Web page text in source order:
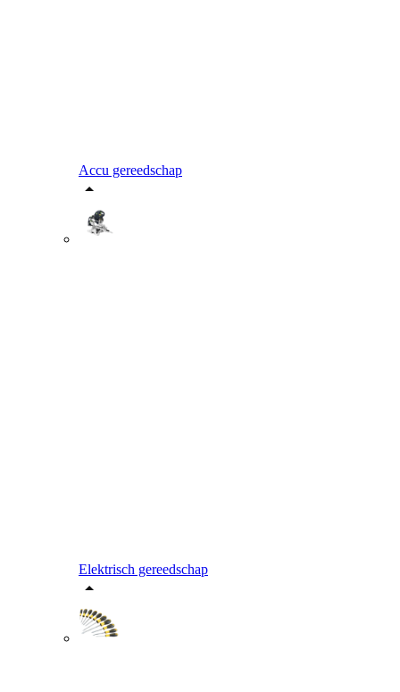
Accu gereedschap
Elektrisch gereedschap